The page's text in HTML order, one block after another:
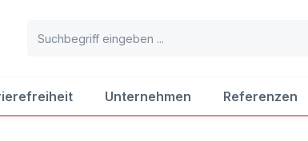
Unternehmen Referenzen